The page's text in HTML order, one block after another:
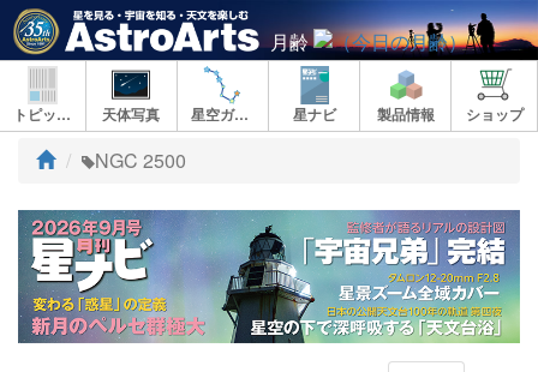
月齢
トピックス 天体写真 星空ガイド 星ナビ 製品情報 ショップ
ト
プ
NGC 2500